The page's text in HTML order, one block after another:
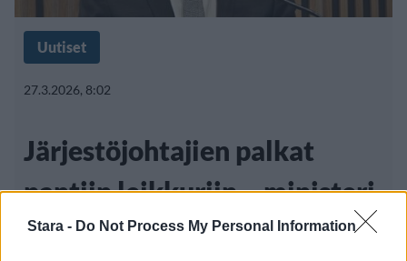
Stara - Do Not Process My Personal Information
Uutiset
27.3.2026, 8:02
Järjestöjohtajien palkat
pantiin leikkuriin – ministeri
Wille Rydman lupaa jatkoa